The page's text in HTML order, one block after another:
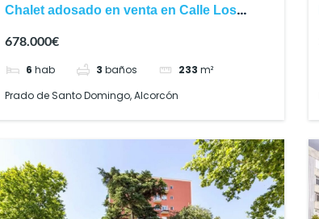
Chalet adosado en venta en Calle Los
678.000€
6 hab 3 baños 233 m²
Prado de Santo Domingo, Alcorcón